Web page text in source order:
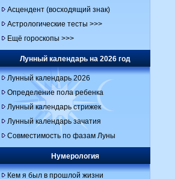
Асцендент (восходящий знак)
Астрологические тесты >>>
Ещё гороскопы >>>
Лунный календарь на 2026 год
Лунный календарь 2026
Определение пола ребенка
Лунный календарь стрижек
Лунный календарь зачатия
Совместимость по фазам Луны
Нумерология
Кем я был в прошлой жизни